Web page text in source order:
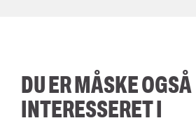
DU ER MÅSKE OGSÅ
INTERESSERET I